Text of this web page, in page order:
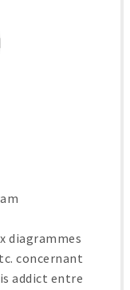
diagrammes
concernant
addict entre